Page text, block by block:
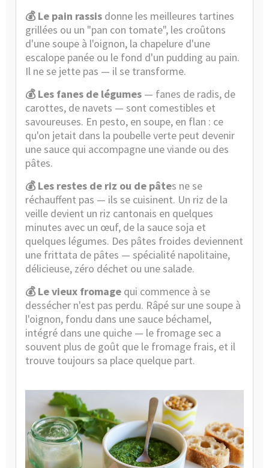
💰 Le pain rassis donne les meilleures tartines
grillées ou un "pan con tomate", les croûtons
d'une soupe à l'oignon, la chapelure d'une
escalope panée ou le fond d'un pudding au pain.
Il ne se jette pas — il se transforme.
💰 Les fanes de légumes — fanes de radis, de
carottes, de navets — sont comestibles et
savoureuses. En pesto, en soupe, en flan : ce
qu'on jetait dans la poubelle verte peut devenir
une sauce qui accompagne une viande ou des
pâtes.
💰 Les restes de riz ou de pâtes ne se
réchauffent pas — ils se cuisinent. Un riz de la
veille devient un riz cantonais en quelques
minutes avec un œuf, de la sauce soja et
quelques légumes. Des pâtes froides deviennent
une frittata de pâtes — spécialité napolitaine,
délicieuse, zéro déchet ou une salade.
💰 Le vieux fromage qui commence à se
dessécher n'est pas perdu. Râpé sur une soupe à
l'oignon, fondu dans une sauce béchamel,
intégré dans une quiche — le fromage sec a
souvent plus de goût que le fromage frais, et il
trouve toujours sa place quelque part.